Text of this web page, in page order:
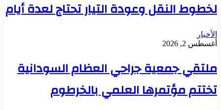
لخطوط النقل وعودة التيار تحتاج لعدة أيام
الأخبار
أغسطس 2, 2026
ملتقي جمعية جراحي العظام السودانية
تختتم مؤتمرها العلمي بالخرطوم